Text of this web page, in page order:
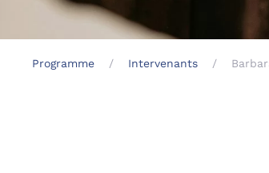
Programme Intervenants